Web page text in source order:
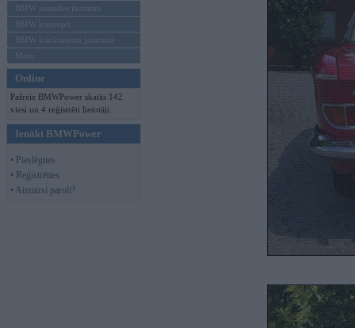
BMW pasaules jaunumi
BMW koncepti
BMW konkurentu jaunumi
Moto
Online
Pašreiz BMWPower skatās 142
viesi un 4 reģistrēti lietotāji.
Ienākt BMWPower
• Pieslēgties
• Reģistrēties
• Aizmirsi paroli?